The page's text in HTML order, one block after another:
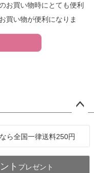
お買い物時にとても便利
買い物が便利になりま
ジト
へ
ら全国一律送料250円
ト プレゼント